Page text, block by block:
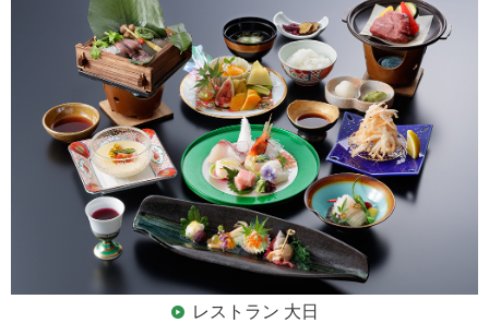
レストラン 大日